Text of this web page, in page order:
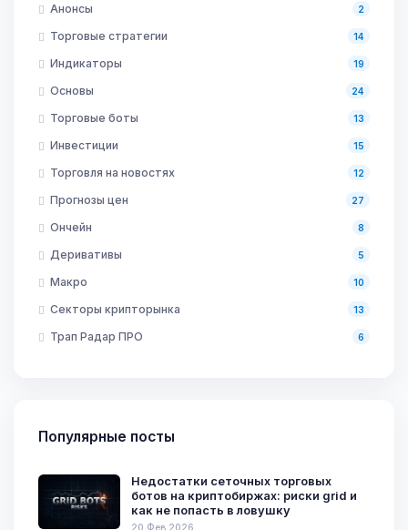
Анонсы 2
Торговые стратегии 14
Индикаторы 19
Основы 24
Торговые боты 13
Инвестиции 15
Торговля на новостях 12
Прогнозы цен 27
Ончейн 8
Деривативы 5
Макро 10
Секторы крипторынка 13
Трап Радар ПРО 6
Популярные посты
Недостатки сеточных торговых
ботов на криптобиржах: риски grid и
как не попасть в ловушку
20 Фев 2026